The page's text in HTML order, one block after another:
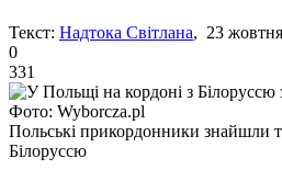
Текст: Надтока Світлана, 23
0
331
Фото: Wyborcza.pl
Польські прикордонники знайшли
Білоруссю